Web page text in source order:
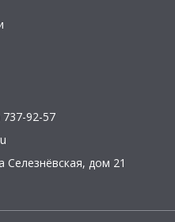
737-92-57
Селезнёвская, дом 21